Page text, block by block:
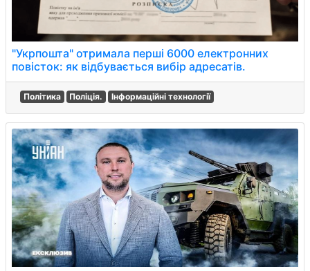
"Укрпошта" отримала перші 6000 електронних
повісток: як відбувається вибір адресатів.
Політика Поліція. Інформаційні технології